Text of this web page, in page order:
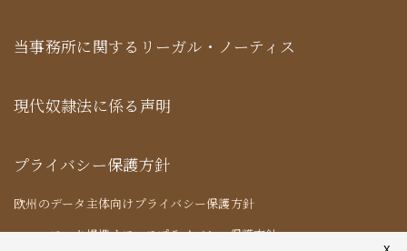
当事務所に関するリーガル・ノーティス
現代奴隷法に係る声明
プライバシー保護方針
欧州のデータ主体向けプライバシー保護方針
ニューヨーク提携オフィスプライバシー保護方針